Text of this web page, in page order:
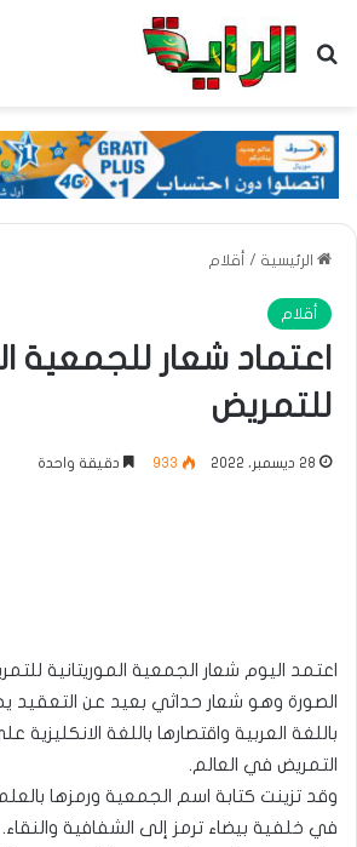
بحث عن
الرئيسية / أقلام
أقلام
اعتماد شعار للجمعية
للتمريض
28 ديسمبر، 2022 933 دقيقة واحدة
اعتمد اليوم شعار الجمعية الموريتانية
الصورة وهو شعار حداثي بعيد عن
باللغة العربية واقتصارها باللغة الانكليزية
التمريض في العالم.
وقد تزينت كتابة اسم الجمعية ورمزها
في خلفية بيضاء ترمز إلى الشفافية